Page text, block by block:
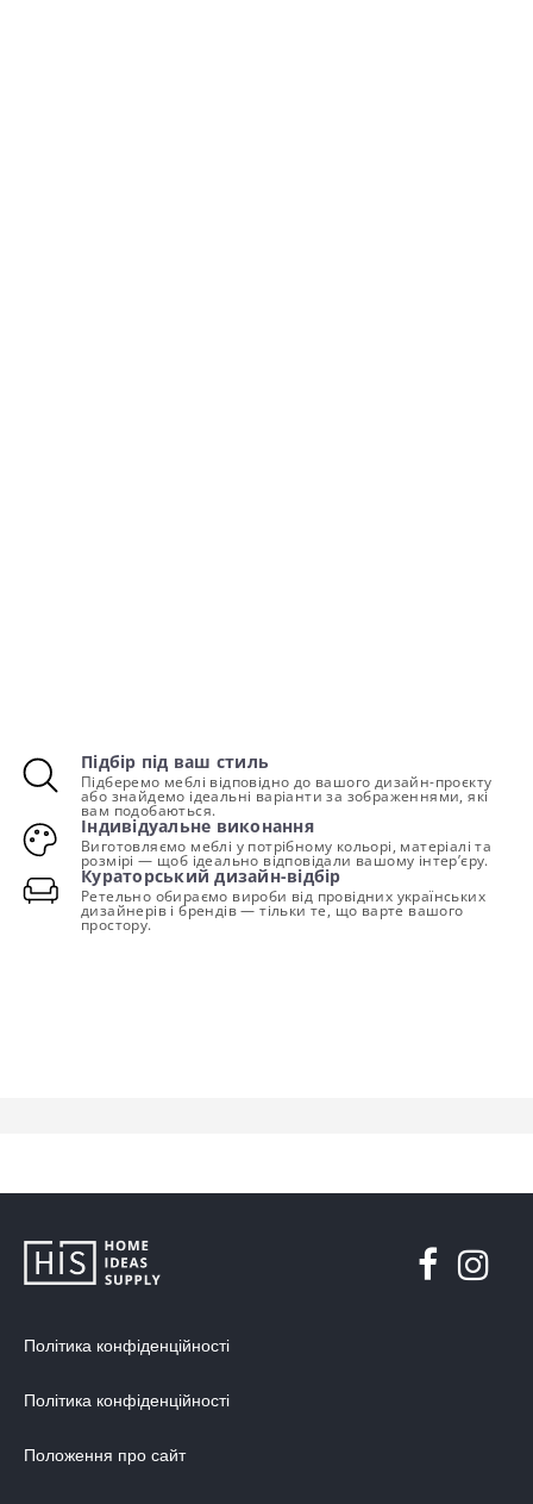
Підбір під ваш стиль
Підберемо меблі відповідно до вашого дизайн-проєкту
або знайдемо ідеальні варіанти за зображеннями, які
вам подобаються.
Індивідуальне виконання
Виготовляємо меблі у потрібному кольорі, матеріалі та
розмірі — щоб ідеально відповідали вашому інтер’єру.
Кураторський дизайн-відбір
Ретельно обираємо вироби від провідних українських
дизайнерів і брендів — тільки те, що варте вашого
простору.
Політика конфіденційності
Політика конфіденційності
Положення про сайт